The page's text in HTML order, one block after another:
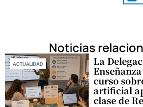
Noticias
ACTUALIDAD La
curso
artificial
clase de